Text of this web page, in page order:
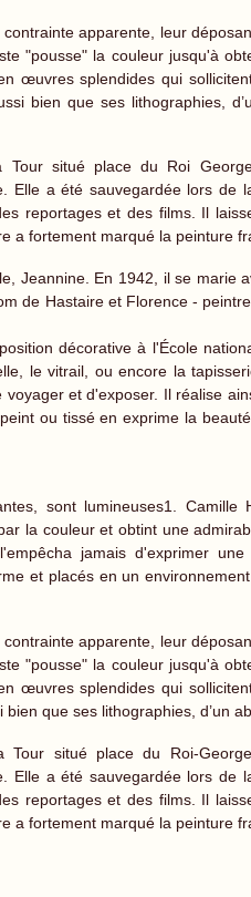
apparente, leur
"pousse" la couleur jusqu'à
œuvres splendides qui
bien que ses lithographies,
situé place du Roi
a été sauvegardée lors de
reportages et des films. Il
a fortement marqué la peinture
Jeannine. En 1942, il se marie
de Hastaire et Florence -
décorative à l'École
le vitrail, ou encore la
et d'exposer. Il réalise
ou tissé en exprime la
sont lumineuses1. Camille
la couleur et obtint une
jamais d'exprimer
et placés en un
apparente, leur
"pousse" la couleur jusqu'à
œuvres splendides qui
que ses lithographies, d’un
situé place du Roi-
a été sauvegardée lors de
reportages et des films. Il
fortement marqué la peinture